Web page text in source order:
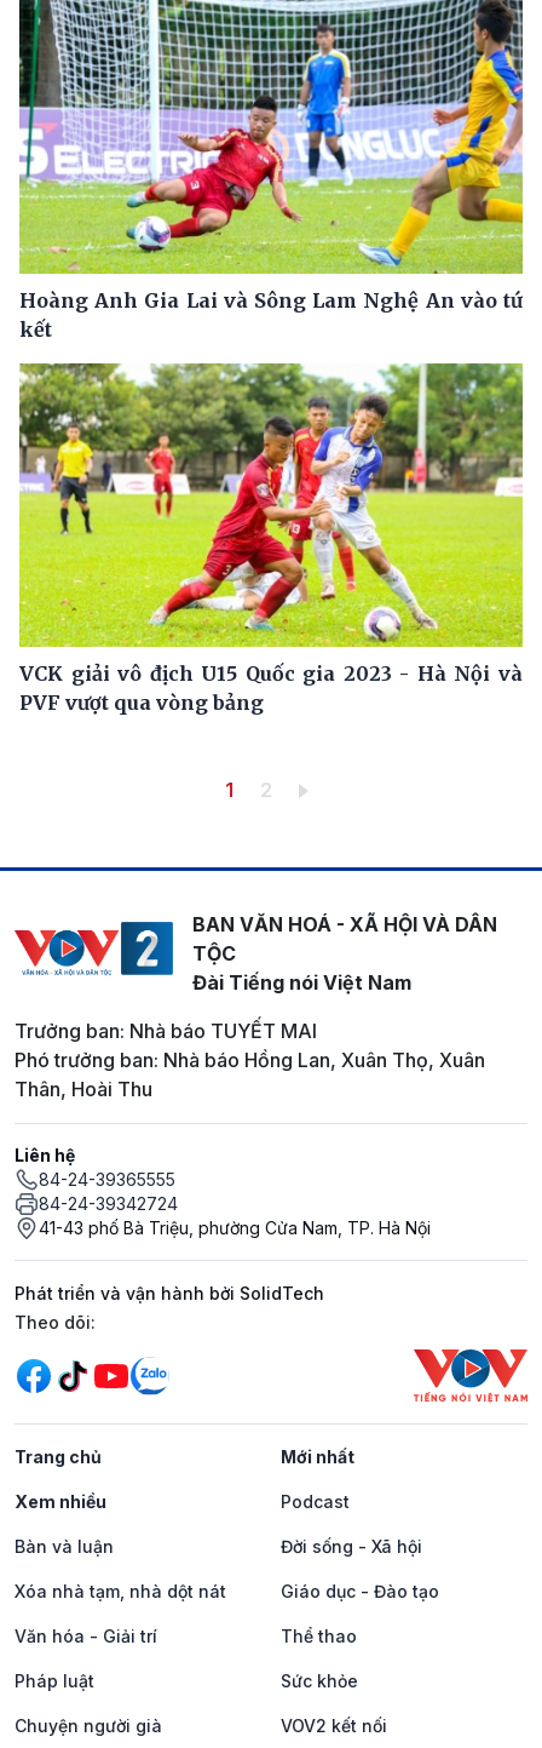
Hoàng Anh Gia Lai và Sông Lam Nghệ An vào tứ
kết
VCK giải vô địch U15 Quốc gia 2023 - Hà Nội và
PVF vượt qua vòng bảng
Trang hiện thời
1 Trang
2
BAN VĂN HOÁ - XÃ HỘI VÀ DÂN
TỘC
Đài Tiếng nói Việt Nam
Trưởng ban: Nhà báo TUYẾT MAI
Phó trưởng ban: Nhà báo Hồng Lan, Xuân Thọ, Xuân
Thân, Hoài Thu
Liên hệ
84-24-39365555
84-24-39342724
41-43 phố Bà Triệu, phường Cửa Nam, TP. Hà Nội
Phát triển và vận hành bởi SolidTech
Mạng xã hội
Theo dõi:
Trang chủ Mới nhất
Xem nhiều Podcast
Bàn và luận Đời sống - Xã hội
Xóa nhà tạm, nhà dột nát Giáo dục - Đào tạo
Văn hóa - Giải trí Thể thao
Pháp luật Sức khỏe
Chuyện người già VOV2 kết nối